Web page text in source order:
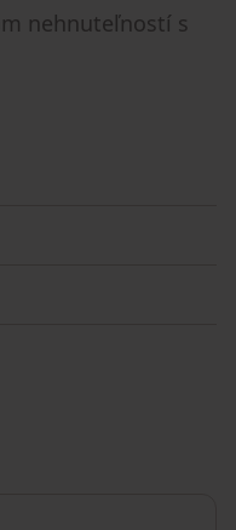
nehnuteľností s